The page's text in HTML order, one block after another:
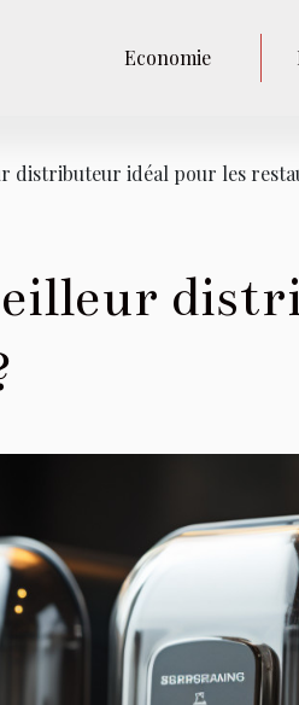
Economie
distributeur idéal pour les